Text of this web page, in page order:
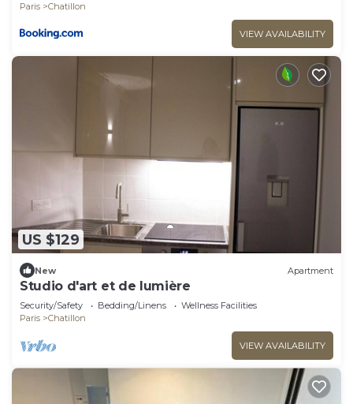
Paris
Chatillon
VIEW AVAILABILITY
US $129
New Apartment
Studio d'art et de lumière
Security/Safety Bedding/Linens
Wellness Facilities
Paris
Chatillon
VIEW AVAILABILITY